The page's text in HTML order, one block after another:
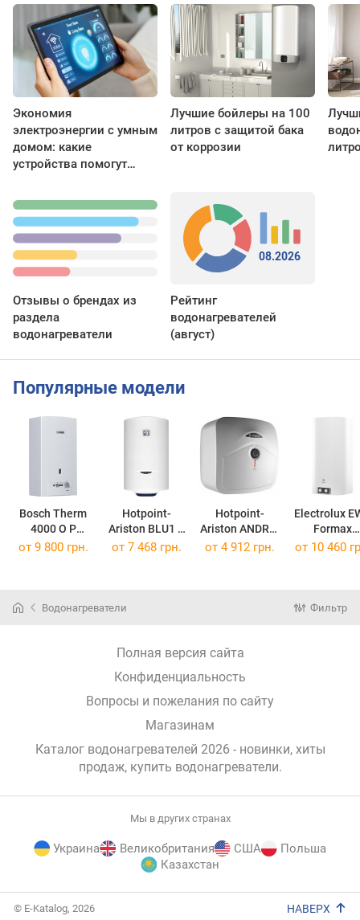
Экономия
электроэнергии с умным
домом: какие
устройства помогут
Лучшие бойлеры на 100
литров с защитой бака
от коррозии
Отзывы о брендах из
раздела
водонагреватели
08.2026
Рейтинг
водонагревателей
(август)
Популярные модели
Bosch Therm
4000 O P
O WR 10-2 P
Hotpoint-
Ariston BLU1 R
PL DRY
Hotpoint-
Ariston ANDRIS
RANDRIS R 30
Electrolux
Formax
100
от 9 800 грн. от 7 468 грн. от 4 912 грн. от 10 460
Водонагреватели Фильтр
Полная версия сайта
Конфиденциальность
Вопросы и пожелания по сайту
Магазинам
Каталог водонагревателей 2026 - новинки, хиты
продаж, купить водонагреватели.
Мы в других странах
Украина Великобритания США
Польша
Казахстан
© E-Katalog, 2026 НАВЕРХ